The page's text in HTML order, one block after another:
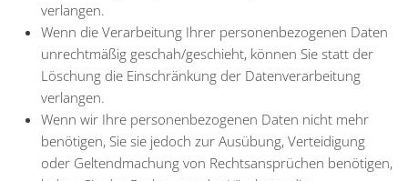
verlangen.
Wenn die Verarbeitung Ihrer personenbezogenen Daten
unrechtmäßig geschah/geschieht, können Sie statt der
Löschung die Einschränkung der Datenverarbeitung
verlangen.
Wenn wir Ihre personenbezogenen Daten nicht mehr
benötigen, Sie sie jedoch zur Ausübung, Verteidigung
oder Geltendmachung von Rechtsansprüchen benötigen,